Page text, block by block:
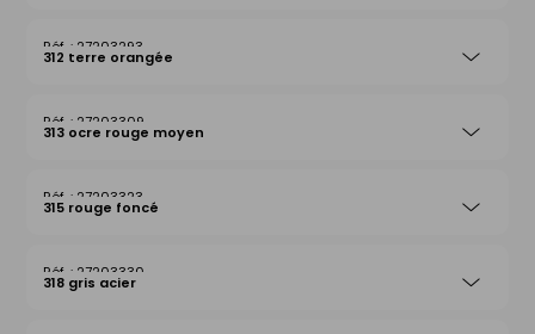
27203293
312 terre orangée
27203309
313 ocre rouge moyen
27203323
315 rouge foncé
27203330
318 gris acier